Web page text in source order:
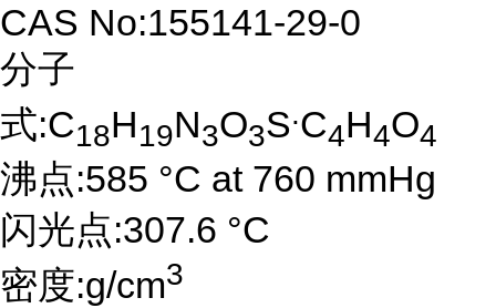
CAS No:155141-29-0
分子
式:C18H19N3O3S.C4H4O4
沸点:585 °C at 760 mmHg
闪光点:307.6 °C
密度:g/cm3